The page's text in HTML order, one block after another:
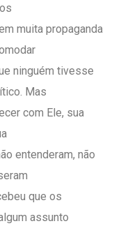
muita propaganda
ninguém tivesse
Mas
com Ele, sua
entenderam, não
que os
assunto